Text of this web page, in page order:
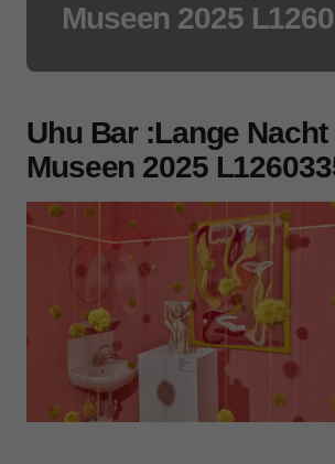
Museen 2025
Uhu Bar :Lange Nacht
Museen 2025